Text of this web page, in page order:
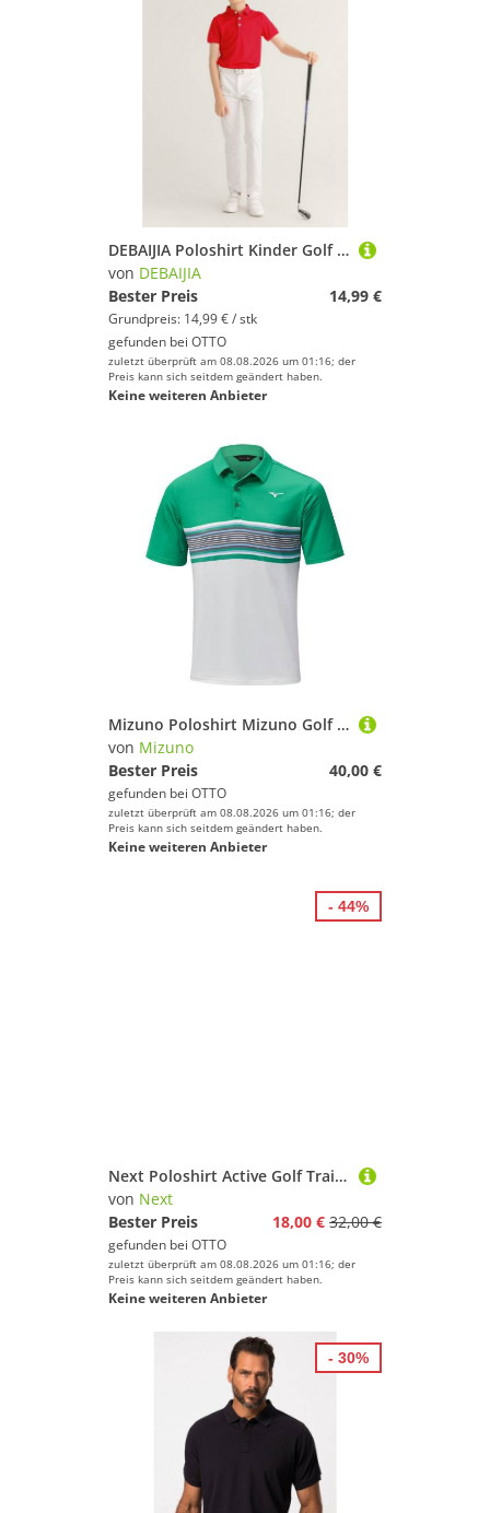
DEBAIJIA Poloshirt Kinder Golf Poloshirt Schnell trocknend Kurzarm Sport Freizeit
von DEBAIJIA
Bester Preis
14,99 €
Grundpreis: 14,99 € / stk
gefunden bei OTTO
zuletzt überprüft am 08.08.2026 um 01:16; der
Preis kann sich seitdem geändert haben.
Keine weiteren Anbieter
Mizuno Poloshirt Mizuno Golf Polo Quick Dry Oceanic Grün-Weiß Herren
von Mizuno
Bester Preis
40,00 €
gefunden bei OTTO
zuletzt überprüft am 08.08.2026 um 01:16; der
Preis kann sich seitdem geändert haben.
Keine weiteren Anbieter
Next Poloshirt Active Golf Training-Poloshirt mit Struktur (1-tlg)
von Next
Bester Preis
18,00 € 32,00 €
gefunden bei OTTO
zuletzt überprüft am 08.08.2026 um 01:16; der
Preis kann sich seitdem geändert haben.
Keine weiteren Anbieter
- 44%
- 30%